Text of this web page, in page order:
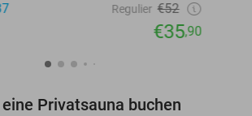
Regulier €52
€35,90
Privatsauna buchen